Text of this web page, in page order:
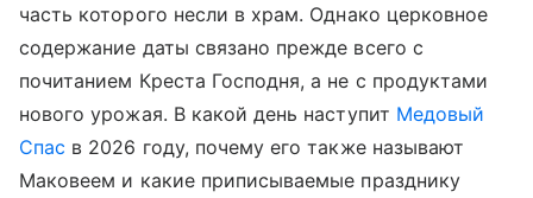
часть которого несли в храм. Однако церковное
содержание даты связано прежде всего с
почитанием Креста Господня, а не с продуктами
нового урожая. В какой день наступит Медовый
Спас в 2026 году, почему его также называют
Маковеем и какие приписываемые празднику